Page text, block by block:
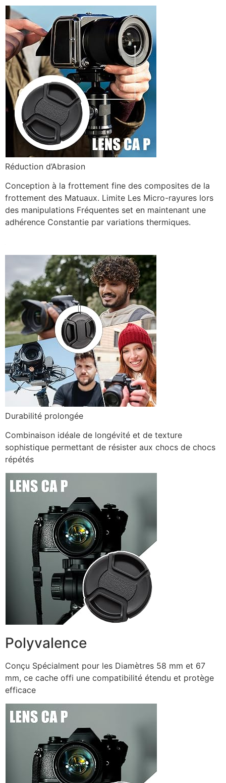
Réduction d’Abrasion
Conception à la frottement fine des composites de la
frottement des Matuaux. Limite Les Micro-rayures lors
des manipulations Fréquentes set en maintenant une
adhérence Constantie par variations thermiques.
Durabilité prolongée
Combinaison idéale de longévité et de texture
sophistique permettant de résister aux chocs de chocs
répétés
Polyvalence
Conçu Spécialment pour les Diamètres 58 mm et 67
mm, ce cache offi une compatibilité étendu et protège
efficace